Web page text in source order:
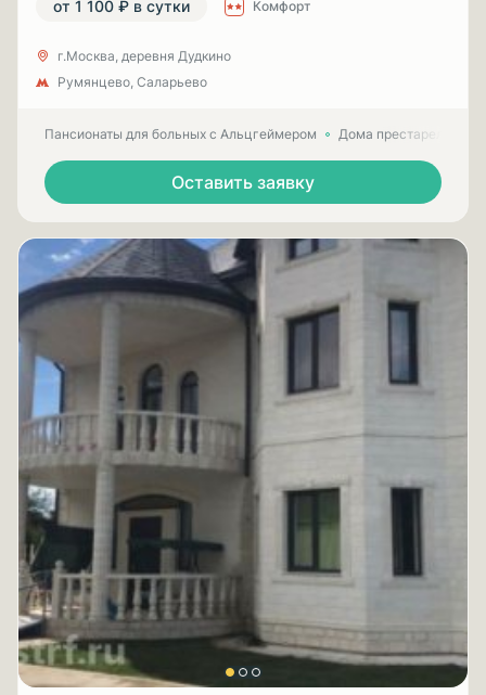
от 1 100 ₽ в сутки Комфорт
г.Москва, деревня Дудкино
Румянцево, Саларьево
Пансионаты для больных с Альцгеймером Дома престарелых
Оставить заявку